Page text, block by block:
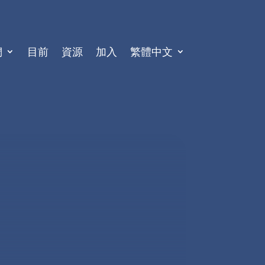
目前 資源 加入 繁體中文